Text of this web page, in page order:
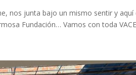
nos junta bajo un mismo sentir y
Fundación… Vamos con toda